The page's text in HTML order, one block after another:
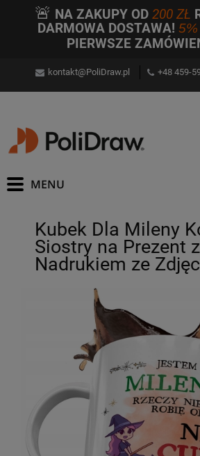
🚨 NA ZAKUPY OD200 ZŁ
DARMOWA DOSTAWA! 5%
PIERWSZE
kontakt@PoliDraw.pl +48 459-
Kubek Dla Mileny
Siostry na Prezent z
Nadrukiem ze